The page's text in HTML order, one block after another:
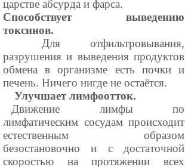
царстве абсурда и фарса.
Способствует выведению
токсинов.
⠀ Для отфильтровывания,
разрушения и выведения продуктов
обмена в организме есть почки и
печень. Ничего нигде не остаётся.
⠀ Улучшает лимфоотток.
⠀Движение лимфы по
лимфатическим сосудам происходит
естественным образом
безостановочно и с достаточной
скоростью на протяжении всех